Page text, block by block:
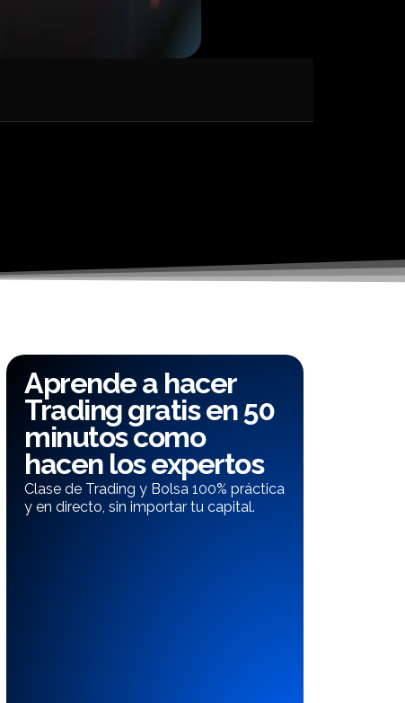
Aprende a hacer
Trading gratis en 50
minutos como
hacen los expertos
Clase de Trading y Bolsa 100% práctica
y en directo, sin importar tu capital.